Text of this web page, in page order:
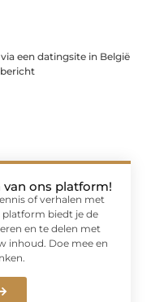
een datingsite in België
ons platform!
of verhalen met
platform biedt je de
en te delen met
inhoud. Doe mee en